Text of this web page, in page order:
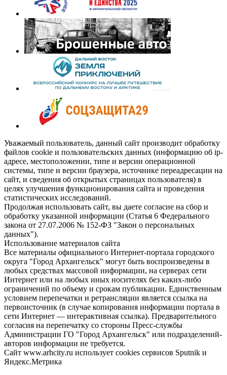
Уважаемый пользователь, данный сайт производит обработку
файлов cookie и пользовательских данных (информацию об ip-
адресе, местоположении, типе и версии операционной
системы, типе и версии браузера, источнике переадресации на
сайт, и сведения об открытых страницах пользователя) в
целях улучшения функционирования сайта и проведения
статистических исследований.
Продолжая использовать сайт, вы даете согласие на сбор и
обработку указанной информации (Статья 6 Федерального
закона от 27.07.2006 № 152-ФЗ "Закон о персональных
данных").
Использование материалов сайта
Все материалы официального Интернет-портала городского
округа "Город Архангельск" могут быть воспроизведены в
любых средствах массовой информации, на серверах сети
Интернет или на любых иных носителях без каких-либо
ограничений по объему и срокам публикации. Единственным
условием перепечатки и ретрансляции является ссылка на
первоисточник (в случае копирования информации портала в
сети Интернет — интерактивная ссылка). Предварительного
согласия на перепечатку со стороны Пресс-службы
Администрации ГО "Город Архангельск" или подразделений-
авторов информации не требуется.
Сайт www.arhcity.ru использует cookies сервисов Sputnik и
Яндекс.Метрика